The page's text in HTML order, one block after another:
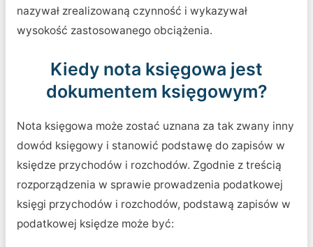
nazywał zrealizowaną czynność i wykazywał
wysokość zastosowanego obciążenia.
Kiedy nota księgowa jest
dokumentem księgowym?
Nota księgowa może zostać uznana za tak zwany inny
dowód księgowy i stanowić podstawę do zapisów w
księdze przychodów i rozchodów. Zgodnie z treścią
rozporządzenia w sprawie prowadzenia podatkowej
księgi przychodów i rozchodów, podstawą zapisów w
podatkowej księdze może być: